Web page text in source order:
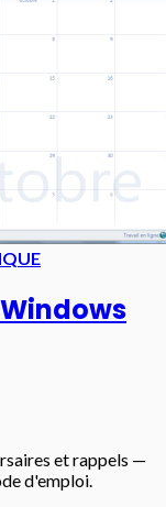
et rappels —
d'emploi.